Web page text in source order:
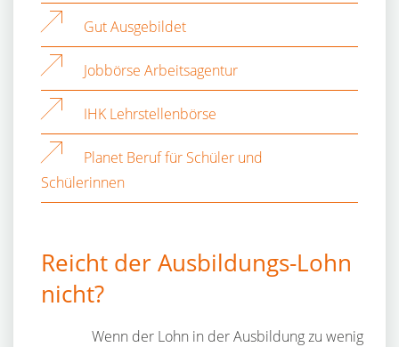
Gut Ausgebildet
Jobbörse Arbeitsagentur
IHK Lehrstellenbörse
Planet Beruf für Schüler und
Schülerinnen
Reicht der Ausbildungs-Lohn
nicht?
Wenn der Lohn in der Ausbildung zu wenig